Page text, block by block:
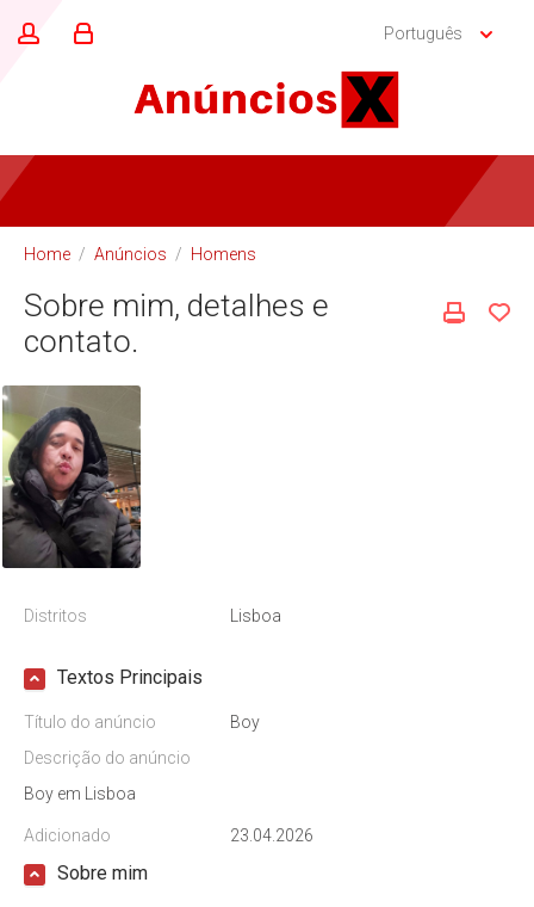
Português
Home / Anúncios / Homens
Sobre mim, detalhes e
contato.
Distritos Lisboa
Textos Principais
Título do anúncio
Boy
Descrição do anúncio
Boy em Lisboa
Adicionado 23.04.2026
Sobre mim